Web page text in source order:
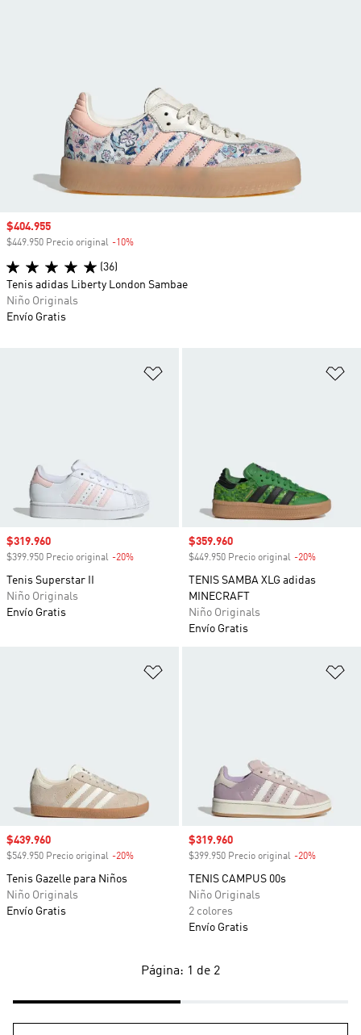
Precio de venta
$319.960
$399.950 Precio original -20%
Tenis Superstar II
Niño Originals
Envío Gratis
Precio de venta
$359.960
$449.950 Precio original -20%
TENIS SAMBA XLG adidas
MINECRAFT
Niño Originals
Envío Gratis
Precio de venta
$439.960
$549.950 Precio original -20%
Tenis Gazelle para Niños
Niño Originals
Envío Gratis
Precio de venta
$319.960
$399.950 Precio original -20%
TENIS CAMPUS 00s
Niño Originals
2 colores
Envío Gratis
Precio de venta
$404.955
$449.950 Precio original -10%
(36)
Tenis adidas Liberty London Sambae
Niño Originals
Envío Gratis
Página: 1 de 2